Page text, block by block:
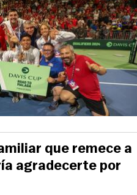
que remece a
agradecerte por